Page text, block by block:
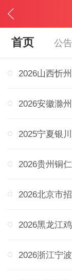
首页 公
2026
2026山西忻
2026安徽滁
2025宁夏银
2026贵州铜
2026北京市
2026黑龙江
2026浙江宁